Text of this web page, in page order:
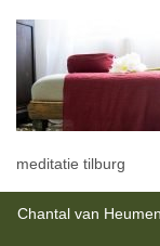
meditatie tilburg
Chantal van